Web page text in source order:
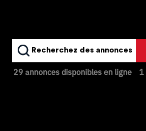
Recherchez des annonces
29 annonces disponibles en ligne 1